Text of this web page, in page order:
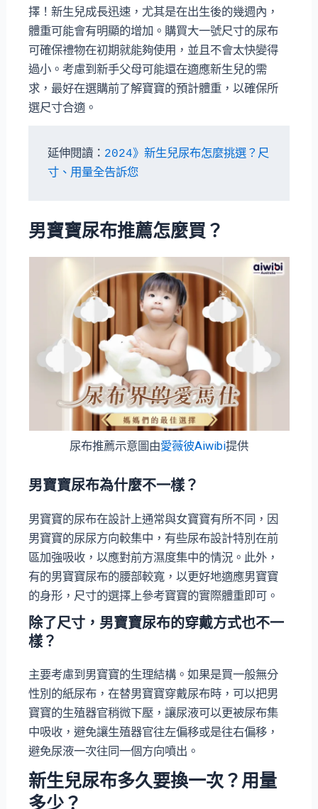
擇！新生兒成長迅速，尤其是在出生後的幾週內，
體重可能會有明顯的增加。購買大一號尺寸的尿布
可確保禮物在初期就能夠使用，並且不會太快變得
過小。考慮到新手父母可能還在適應新生兒的需
求，最好在選購前了解寶寶的預計體重，以確保所
選尺寸合適。
延伸閱讀： 2024》新生兒尿布怎麼挑選？尺
寸、用量全告訴您
男寶寶尿布推薦怎麼買？
尿布推薦示意圖由愛薇彼Aiwibi提供
男寶寶尿布為什麼不一樣？
男寶寶的尿布在設計上通常與女寶寶有所不同，因
男寶寶的尿尿方向較集中，有些尿布設計特別在前
區加強吸收，以應對前方濕度集中的情況。此外，
有的男寶寶尿布的腰部較寬，以更好地適應男寶寶
的身形，尺寸的選擇上參考寶寶的實際體重即可。
除了尺寸，男寶寶尿布的穿戴方式也不一
樣？
主要考慮到男寶寶的生理結構。如果是買一般無分
性別的紙尿布，在替男寶寶穿戴尿布時，可以把男
寶寶的生殖器官稍微下壓，讓尿液可以更被尿布集
中吸收，避免讓生殖器官往左偏移或是往右偏移，
避免尿液一次往同一個方向噴出。
新生兒尿布多久要換一次？用量
多少？